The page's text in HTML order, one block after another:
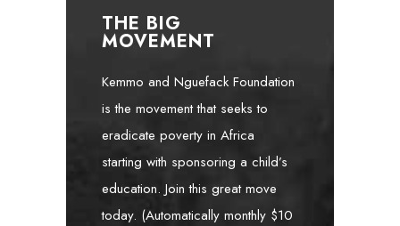
THE BIG
MOVEMENT
Kemmo and Nguefack Foundation
is the movement that seeks to
eradicate poverty in Africa
starting with sponsoring a child’s
education. Join this great move
today. (Automatically monthly $10